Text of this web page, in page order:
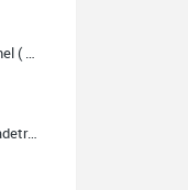
Trommel Sonor MB 1410 CW Paradetrommel ( Service Preis inkl. Werkstatt Service )